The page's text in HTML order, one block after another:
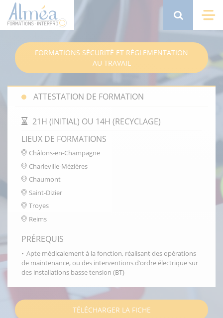
principal
Search
FORMATIONS SÉCURITÉ ET RÉGLEMENTATION
AU TRAVAIL
ATTESTATION DE FORMATION
DURÉE DE LA FORMATION
21H (INITIAL) OU 14H (RECYCLAGE)
LIEUX DE FORMATIONS
Châlons-en-Champagne
Charleville-Mézières
Chaumont
Saint-Dizier
Troyes
Reims
PRÉREQUIS
Apte médicalement à la fonction, réalisant des opérations
de maintenance, ou des interventions d’ordre électrique sur
des installations basse tension (BT)
TÉLÉCHARGER LA FICHE